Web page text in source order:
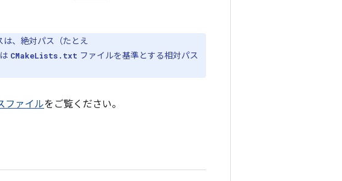
、絶対パス（たとえ
CMakeLists.txt ファイルを基準とする相対パス
ファイルをご覧ください。